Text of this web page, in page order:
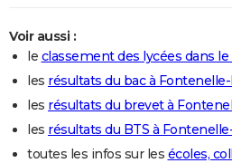
Voir aussi :
le classement des lycées dans
les résultats du bac à
les résultats du brevet à
les résultats du BTS à
toutes les infos sur les écoles,